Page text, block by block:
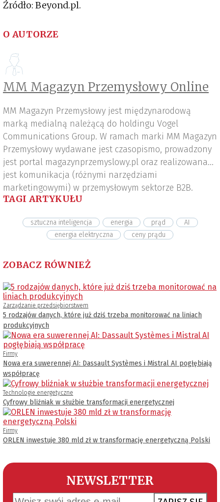
Źródło: Beyond.pl.
O AUTORZE
MM Magazyn Przemysłowy Online
MM Magazyn Przemysłowy jest międzynarodową
marką medialną należącą do holdingu Vogel
Communications Group. W ramach marki MM Magazyn
Przemysłowy wydawane jest czasopismo, prowadzony
jest portal magazynprzemyslowy.pl oraz realizowana
jest komunikacja (różnymi narzędziami
marketingowymi) w przemysłowym sektorze B2B.
TAGI ARTYKUŁU
sztuczna inteligencja energia prąd
AI
energia elektryczna
ceny prądu
ZOBACZ RÓWNIEŻ
Zarządzanie przedsiębiorstwem
5 rodzajów danych, które już dziś trzeba monitorować na liniach
produkcyjnych
Firmy
Nowa era suwerennej AI: Dassault Systèmes i Mistral AI pogłębiają
współpracę
Technologie energetyczne
Cyfrowy bliźniak w służbie transformacji energetycznej
Firmy
ORLEN inwestuje 380 mld zł w transformację energetyczną Polski
NEWSLETTER